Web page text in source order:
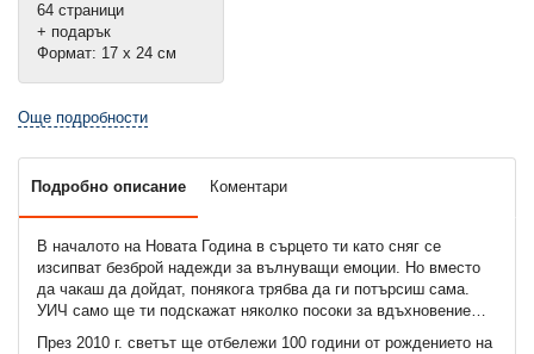
64 страници
+ подарък
Формат: 17 х 24 см
Още подробности
Подробно описание Коментари
В началото на Новата Година в сърцето ти като сняг се
изсипват безброй надежди за вълнуващи емоции. Но вместо
да чакаш да дойдат, понякога трябва да ги потърсиш сама.
УИЧ само ще ти подскажат няколко посоки за вдъхновение…
През 2010 г. светът ще отбележи 100 години от рождението на